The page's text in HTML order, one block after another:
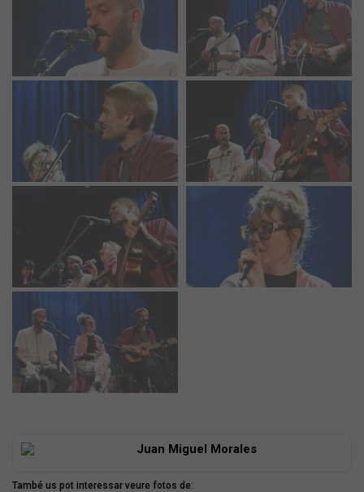
Juan Miguel Morales
També us pot interessar veure fotos de: